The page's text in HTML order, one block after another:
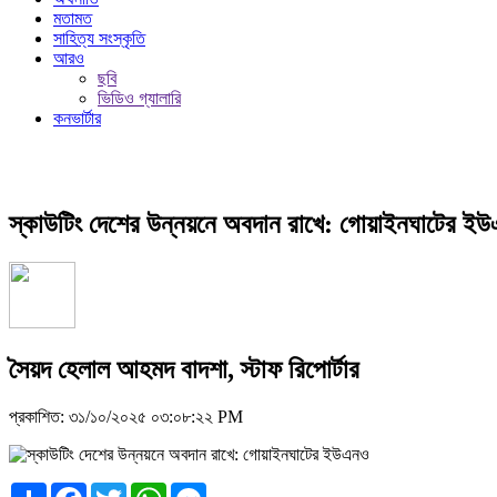
মতামত
সাহিত্য সংস্কৃতি
আরও
ছবি
ভিডিও গ্যালারি
কনভার্টার
স্কাউটিং দেশের উন্নয়নে অবদান রাখে: গোয়াইনঘাটের
সৈয়দ হেলাল আহমদ বাদশা, স্টাফ রিপোর্টার
প্রকাশিত: ৩১/১০/২০২৫ ০৩:০৮:২২ PM
Share Facebook
TwitterWhatsApp